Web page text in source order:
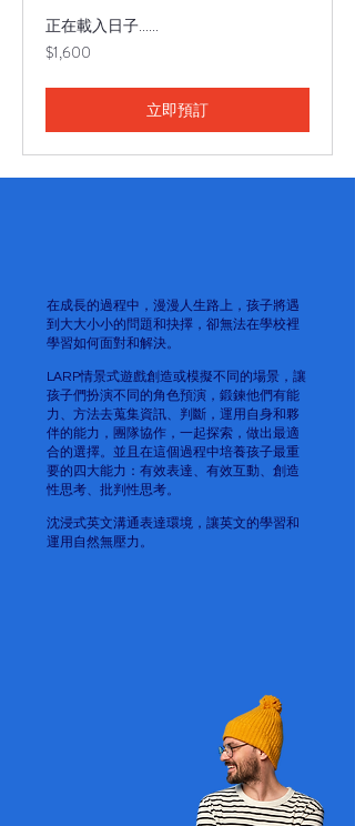
正在載入日子......
1,600
新
幣
$1,600
立即預訂
在成長的過程中，漫漫人生路上，孩子將遇
到大大小小的問題和抉擇，卻無法在學校裡
學習如何面對和解決。
LARP情景式遊戲創造或模擬不同的場景，讓
孩子們扮演不同的角色預演，鍛鍊他們有能
力、方法去蒐集資訊、判斷，運用自身和夥
伴的能力，團隊協作，一起探索，做出最適
合的選擇。並且在這個過程中培養孩子最重
要的四大能力：有效表達、有效互動、創造
性思考、批判性思考。
沈浸式英文溝通表達環境，讓英文的學習和
運用自然無壓力。